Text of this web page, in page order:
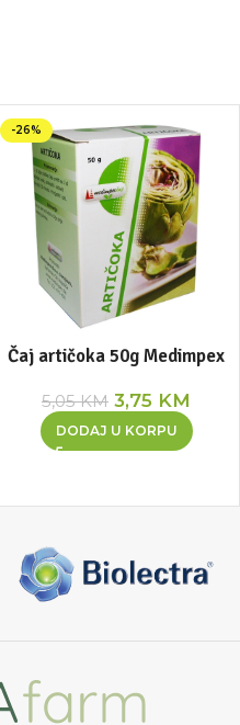
-26%
Čaj artičoka 50g Medimpex
5,05KM 3,75 KM
DODAJ U KORPU